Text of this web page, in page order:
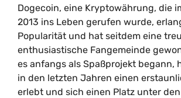
Dogecoin, eine Kryptowährung, die
2013 ins Leben gerufen wurde,
Popularität und hat seitdem eine
enthusiastische Fangemeinde
es anfangs als Spaßprojekt begann,
in den letzten Jahren einen
erlebt und sich einen Platz unter